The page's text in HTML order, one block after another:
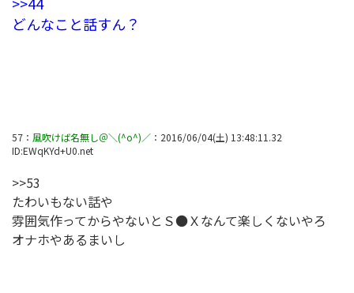
どんなこと話すん？
57 ： 風吹けば名無し＠＼(^o^)／ ： 2016/06/04(土) 13:48:11.32
ID:EWqKYd+U0.net
>>53
たわいもない話や
雰囲気作ってからやないとＳ●Ｘなんて楽しくないやろ
オナホやあるまいし